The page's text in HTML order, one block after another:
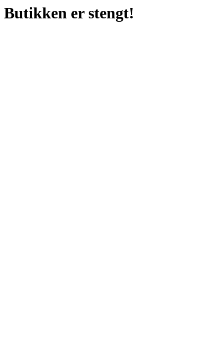
Butikken er stengt!